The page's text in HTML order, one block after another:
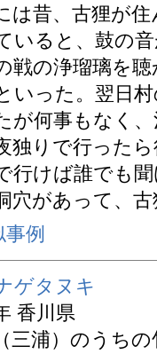
は昔、古狸が
いると、鼓の
戦の浄瑠璃を
いった。翌日
が何事もなく
独りで行った
行けば誰でも
穴があって、
例
ゲタヌキ
香川県
三浦）のうち